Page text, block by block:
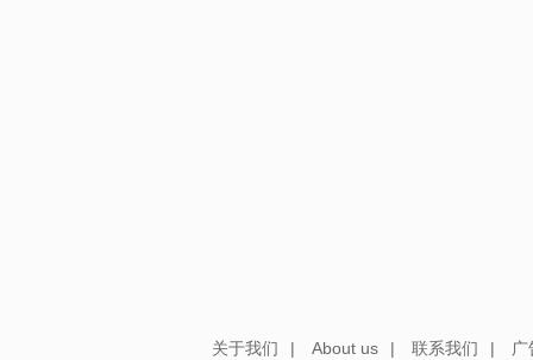
关于我们 | About us | 联系我们 | 广